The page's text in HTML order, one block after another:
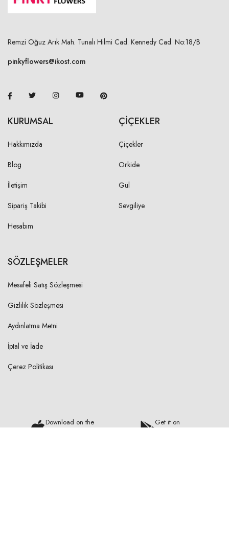
Remzi Oğuz Arık Mah. Tunalı Hilmi Cad. Kennedy Cad. No:18/B
pinkyflowers@ikost.com
KURUMSAL
Hakkımızda
Blog
İletişim
Sipariş Takibi
Hesabım
ÇİÇEKLER
Çiçekler
Orkide
Gül
Sevgiliye
SÖZLEŞMELER
Mesafeli Satış Sözleşmesi
Gizlilik Sözleşmesi
Aydınlatma Metni
İptal ve İade
Çerez Politikası
Download on the Get it on